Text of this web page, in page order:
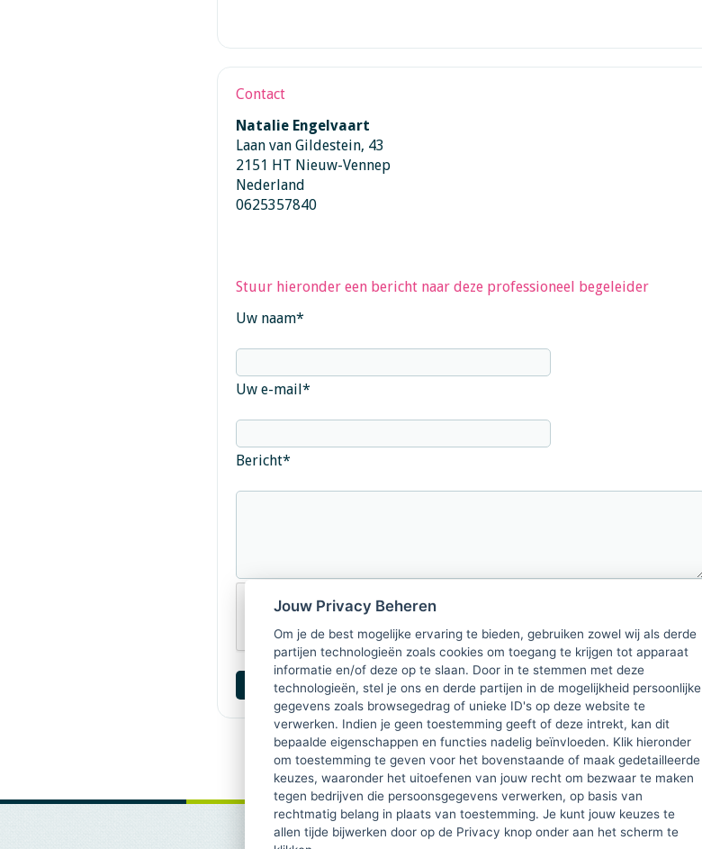
Contact
Natalie Engelvaart
Laan van Gildestein, 43
2151 HT Nieuw-Vennep
Nederland
0625357840
Stuur hieronder een bericht naar deze professioneel begeleider
Uw naam*
Uw e-mail*
Bericht*
Jouw Privacy Beheren
Om je de best mogelijke ervaring te bieden, gebruiken zowel wij als derde
partijen technologieën zoals cookies om toegang te krijgen tot apparaat
informatie en/of deze op te slaan. Door in te stemmen met deze
technologieën, stel je ons en derde partijen in de mogelijkheid persoonlijke
gegevens zoals browsegedrag of unieke ID's op deze website te
verwerken. Indien je geen toestemming geeft of deze intrekt, kan dit
bepaalde eigenschappen en functies nadelig beïnvloeden. Klik hieronder
om toestemming te geven voor het bovenstaande of maak gedetailleerde
keuzes, waaronder het uitoefenen van jouw recht om bezwaar te maken
tegen bedrijven die persoonsgegevens verwerken, op basis van
rechtmatig belang in plaats van toestemming. Je kunt jouw keuzes te
allen tijde bijwerken door op de Privacy knop onder aan het scherm te